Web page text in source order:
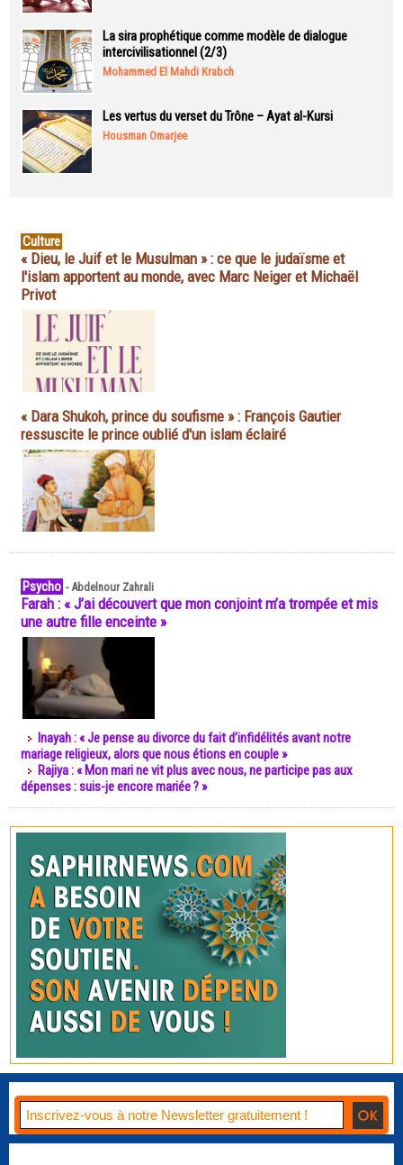
La sira prophétique comme modèle de dialogue
intercivilisationnel (2/3)
Mohammed El Mahdi Krabch
Les vertus du verset du Trône – Ayat al-Kursi
Housman Omarjee
Culture
« Dieu, le Juif et le Musulman » : ce que le judaïsme et
l'islam apportent au monde, avec Marc Neiger et Michaël
Privot
« Dara Shukoh, prince du soufisme » : François Gautier
ressuscite le prince oublié d'un islam éclairé
Psycho -Abdelnour Zahrali
Farah : « J’ai découvert que mon conjoint m’a trompée et mis
une autre fille enceinte »
Inayah : « Je pense au divorce du fait d’infidélités avant notre
mariage religieux, alors que nous étions en couple »
Rajiya : « Mon mari ne vit plus avec nous, ne participe pas aux
dépenses : suis-je encore mariée ? »